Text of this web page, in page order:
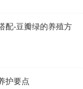
配-豆瓣绿的养殖方
护要点